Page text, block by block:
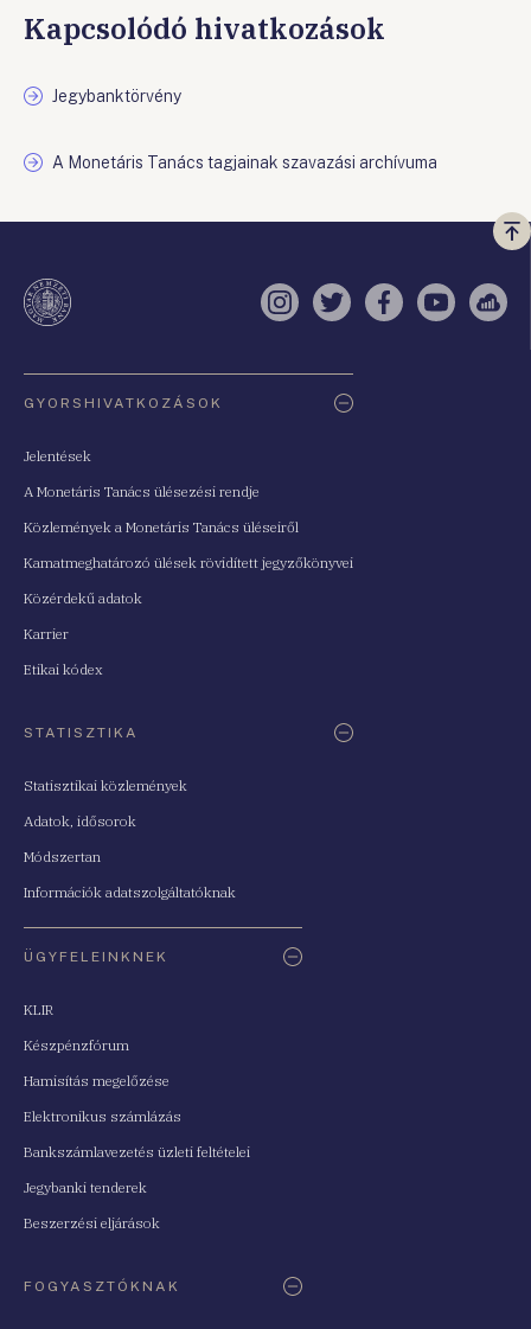
Kapcsolódó hivatkozások
Jegybanktörvény
A Monetáris Tanács tagjainak szavazási archívuma
a
Instagram
TwitterFacebook
YouTube
GYORSHIVATKOZÁSOK
Jelentések
A Monetáris Tanács ülésezési rendje
Közlemények a Monetáris Tanács üléseiről
Kamatmeghatározó ülések rövidített jegyzőkönyvei
Közérdekű adatok
Karrier
Etikai kódex
STATISZTIKA
Statisztikai közlemények
Adatok, idősorok
Módszertan
Információk adatszolgáltatóknak
ÜGYFELEINKNEK
KLIR
Készpénzfórum
Hamisítás megelőzése
Elektronikus számlázás
Bankszámlavezetés üzleti feltételei
Jegybanki tenderek
Beszerzési eljárások
FOGYASZTÓKNAK